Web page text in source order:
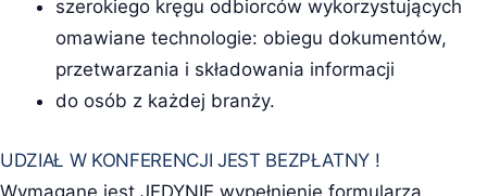
szerokiego kręgu odbiorców wykorzystujących
omawiane technologie: obiegu dokumentów,
przetwarzania i składowania informacji
do osób z każdej branży.
UDZIAŁ W KONFERENCJI JEST BEZPŁATNY !
Wymagane jest JEDYNIE wypełnienie formularza